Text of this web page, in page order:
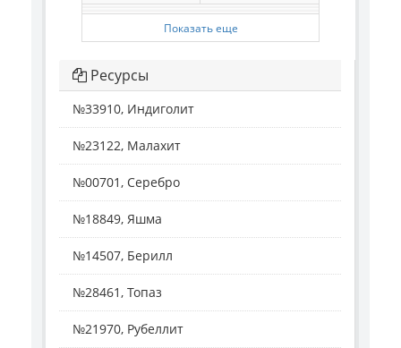
Показать еще
Ресурсы
№33910, Индиголит
№23122, Малахит
№00701, Серебро
№18849, Яшма
№14507, Берилл
№28461, Топаз
№21970, Рубеллит